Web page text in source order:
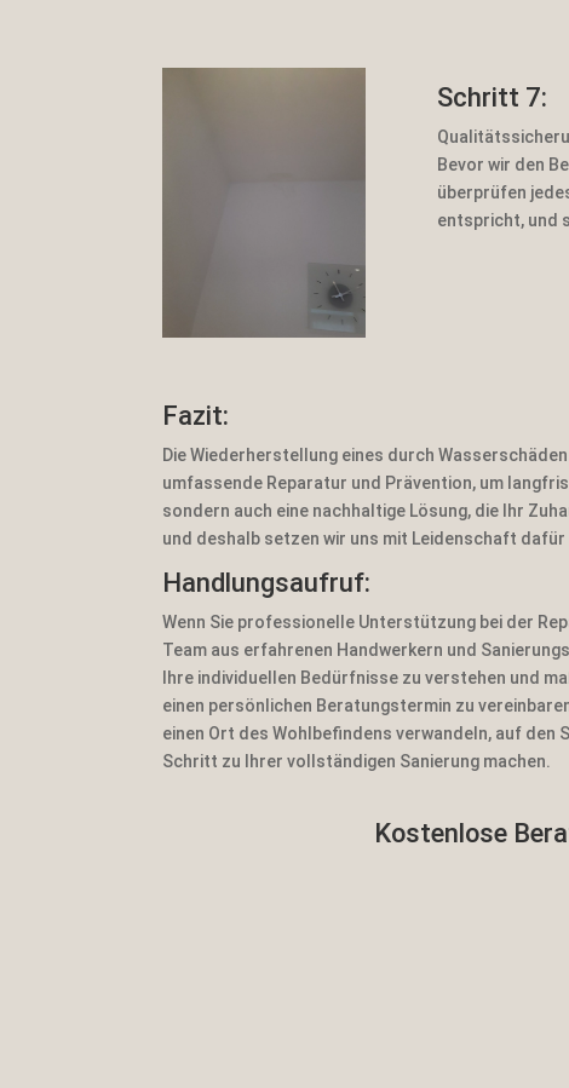
TeamBodden
Schritt 7:
Bevor wir den
überprüfen
entspricht, und
Fazit:
Die Wiederherstellung eines durch
umfassende Reparatur und Prävention, um
sondern auch eine nachhaltige Lösung, die Ihr
und deshalb setzen wir uns mit Leidenschaft
Handlungsaufruf:
Wenn Sie professionelle Unterstützung bei der
Team aus erfahrenen Handwerkern und
Ihre individuellen Bedürfnisse zu verstehen und
einen persönlichen Beratungstermin zu
einen Ort des Wohlbefindens verwandeln, auf den
Schritt zu Ihrer vollständigen Sanierung machen.
Kostenlose